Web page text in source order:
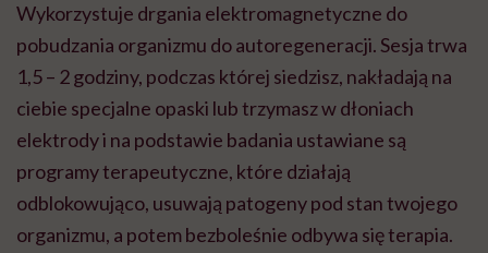
Wykorzystuje drgania elektromagnetyczne do
pobudzania organizmu do autoregeneracji. Sesja trwa
1,5 – 2 godziny, podczas której siedzisz, nakładają na
ciebie specjalne opaski lub trzymasz w dłoniach
elektrody i na podstawie badania ustawiane są
programy terapeutyczne, które działają
odblokowująco, usuwają patogeny pod stan twojego
organizmu, a potem bezboleśnie odbywa się terapia.